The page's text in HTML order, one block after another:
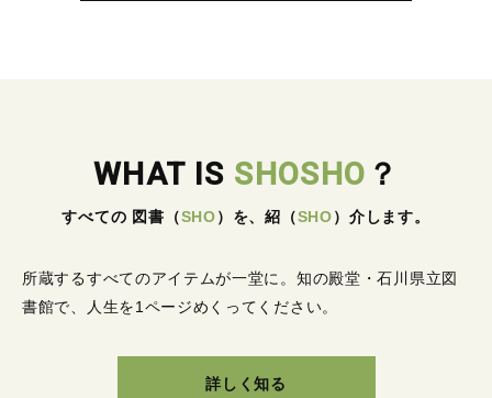
WHAT IS SHOSHO ？
すべての 図書 （SHO） を、紹 （SHO） 介します。
所蔵するすべてのアイテムが一堂に。 知の殿堂・石川県立図
書館で、人生を1ページめくってください。
詳しく知る